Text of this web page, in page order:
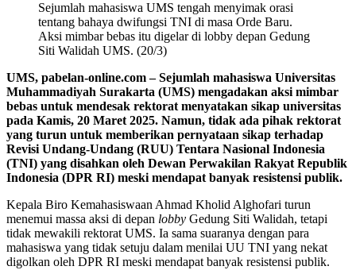
Sejumlah mahasiswa UMS tengah menyimak orasi
tentang bahaya dwifungsi TNI di masa Orde Baru.
Aksi mimbar bebas itu digelar di lobby depan Gedung
Siti Walidah UMS. (20/3)
UMS, pabelan-online.com – Sejumlah mahasiswa Universitas
Muhammadiyah Surakarta (UMS) mengadakan aksi mimbar
bebas untuk mendesak rektorat menyatakan sikap universitas
pada Kamis, 20 Maret 2025. Namun, tidak ada pihak rektorat
yang turun untuk memberikan pernyataan sikap terhadap
Revisi Undang-Undang (RUU) Tentara Nasional Indonesia
(TNI) yang disahkan oleh Dewan Perwakilan Rakyat Republik
Indonesia (DPR RI) meski mendapat banyak resistensi publik.
Kepala Biro Kemahasiswaan Ahmad Kholid Alghofari turun
menemui massa aksi di depan lobby Gedung Siti Walidah, tetapi
tidak mewakili rektorat UMS. Ia sama suaranya dengan para
mahasiswa yang tidak setuju dalam menilai UU TNI yang nekat
digolkan oleh DPR RI meski mendapat banyak resistensi publik.